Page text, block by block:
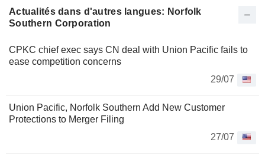
Actualités dans d'autres langues: Norfolk
Southern Corporation
CPKC chief exec says CN deal with Union Pacific fails to
ease competition concerns
29/07
Union Pacific, Norfolk Southern Add New Customer
Protections to Merger Filing
27/07